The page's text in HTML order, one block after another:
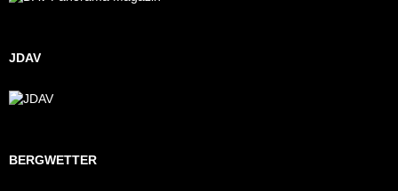
JDAV
BERGWETTER